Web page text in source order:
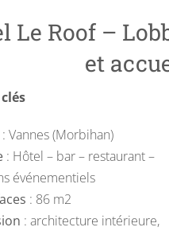
Le Roof –
et
: Vannes (Morbihan)
: Hôtel – bar – restaurant –
événementiels
: 86 m2
: architecture intérieure,